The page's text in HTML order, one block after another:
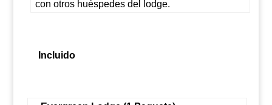
con otros huéspedes del lodge.
Incluido